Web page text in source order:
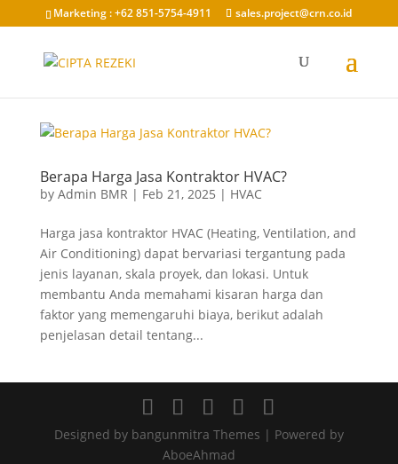
Marketing : +62 851-5754-4911 sales.project@crn.co.id
Berapa Harga Jasa Kontraktor HVAC?
by Admin BMR | Feb 21, 2025 | HVAC
Harga jasa kontraktor HVAC (Heating, Ventilation, and
Air Conditioning) dapat bervariasi tergantung pada
jenis layanan, skala proyek, dan lokasi. Untuk
membantu Anda memahami kisaran harga dan
faktor yang memengaruhi biaya, berikut adalah
penjelasan detail tentang...
Designed by bangunmitra Themes | Powered by
AboeAhmad